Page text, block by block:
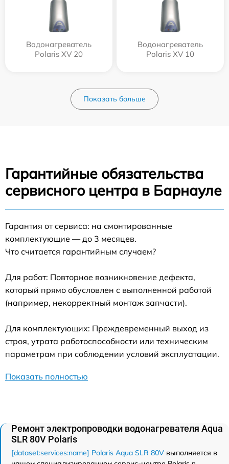
Водонагреватель
Polaris XV 20
Водонагреватель
Polaris XV 10
Показать больше
Гарантийные обязательства
сервисного центра в Барнауле
Гарантия от сервиса: на смонтированные
комплектующие — до 3 месяцев.
Что считается гарантийным случаем?
Для работ: Повторное возникновение дефекта,
который прямо обусловлен с выполненной работой
(например, некорректный монтаж запчасти).
Для комплектующих: Преждевременный выход из
строя, утрата работоспособности или техническим
параметрам при соблюдении условий эксплуатации.
Показать полностью
Ремонт электропроводки водонагревателя Aqua
SLR 80V Polaris
[dataset:services:name] Polaris Aqua SLR 80V выполняется в